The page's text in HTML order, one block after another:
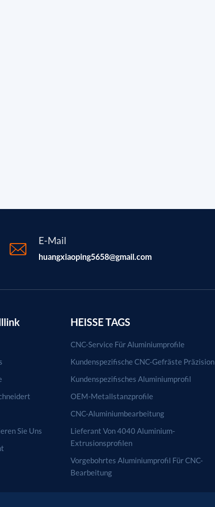
E-Mail
huangxiaoping5658@gmail.com
Sie Uns
HEISSE TAGS
CNC-Service Für Aluminiumprofile
Kundenspezifische CNC-Gefräste Präzision
Kundenspezifisches Aluminiumprofil
OEM-Metallstanzprofile
CNC-Aluminiumbearbeitung
Lieferant Von 4040 Aluminium-
Extrusionsprofilen
Vorgebohrtes Aluminiumprofil Für CNC-
Bearbeitung